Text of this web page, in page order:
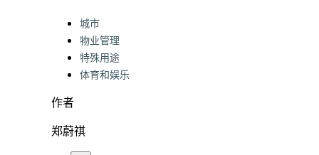
Categories:
城市
物业管理
特殊用途
体育和娱乐
作者
郑蔚祺